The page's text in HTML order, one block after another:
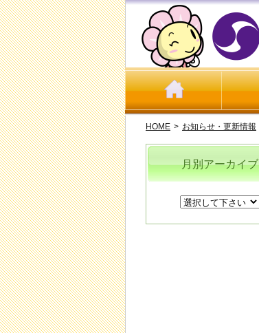
HOME > お知らせ・更新情報
月別アーカイブ